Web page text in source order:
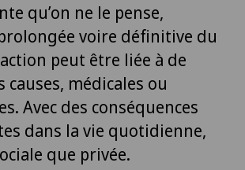
qu’on ne le pense,
voire définitive du
peut être liée à de
causes, médicales ou
Avec des conséquences
dans la vie quotidienne,
que privée.